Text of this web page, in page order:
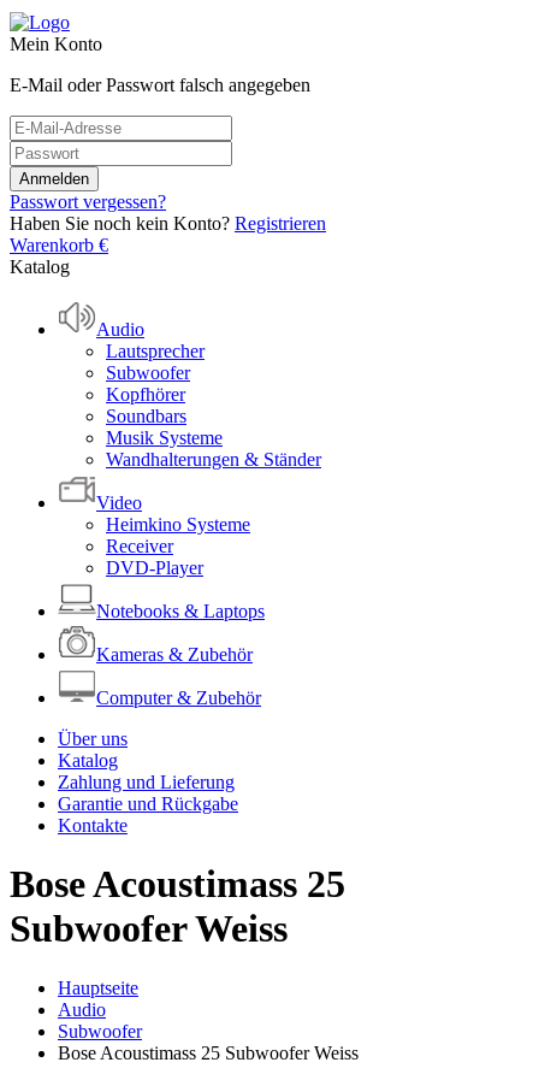
Mein Konto
E-Mail oder Passwort falsch angegeben
Passwort vergessen?
Haben Sie noch kein Konto? Registrieren
Warenkorb €
Katalog
Audio
Lautsprecher
Subwoofer
Kopfhörer
Soundbars
Musik Systeme
Wandhalterungen & Ständer
Video
Heimkino Systeme
Receiver
DVD-Player
Notebooks & Laptops
Kameras & Zubehör
Computer & Zubehör
Über uns
Katalog
Zahlung und Lieferung
Garantie und Rückgabe
Kontakte
Bose Acoustimass 25
Subwoofer Weiss
Hauptseite
Audio
Subwoofer
Bose Acoustimass 25 Subwoofer Weiss